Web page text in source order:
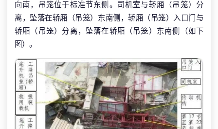
向南，吊笼位于标准节东侧。司机室与轿厢（吊笼）分
离，坠落在轿厢（吊笼）东南侧，轿厢（吊笼）入口门与
轿厢（吊笼）分离，坠落在轿厢（吊笼）东南侧（如下
图）。